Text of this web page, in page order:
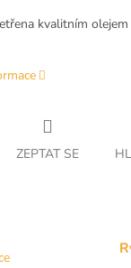
kvalitním
ZEPTAT SE